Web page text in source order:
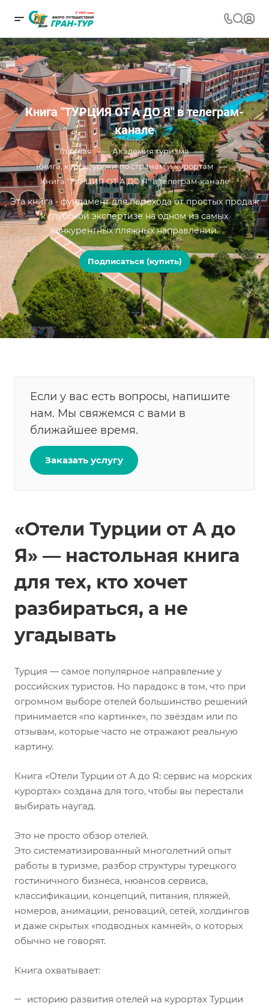
Книга "ТУРЦИЯ ОТ А ДО Я" в телеграм-
канале
Главная — Академия туризма —
Книга, курсы, уроки по странам и курортам —
Книга "ТУРЦИЯ ОТ А ДО Я" в телеграм-канале
Эта книга - фундамент для перехода от простых продаж
к глубокой экспертизе на одном из самых
конкурентных пляжных направлений.
Подписаться (купить)
Если у вас есть вопросы, напишите
нам. Мы свяжемся с вами в
ближайшее время.
Заказать услугу
«Отели Турции от А до
Я» — настольная книга
для тех, кто хочет
разбираться, а не
угадывать
Турция — самое популярное направление у
российских туристов. Но парадокс в том, что при
огромном выборе отелей большинство решений
принимается «по картинке», по звёздам или по
отзывам, которые часто не отражают реальную
картину.
Книга «Отели Турции от А до Я: сервис на морских
курортах» создана для того, чтобы вы перестали
выбирать наугад.
Это не просто обзор отелей.
Это систематизированный многолетний опыт
работы в туризме, разбор структуры турецкого
гостиничного бизнеса, нюансов сервиса,
классификации, концепций, питания, пляжей,
номеров, анимации, реноваций, сетей, холдингов
и даже скрытых «подводных камней», о которых
обычно не говорят.
Книга охватывает:
историю развития отелей на курортах Турции